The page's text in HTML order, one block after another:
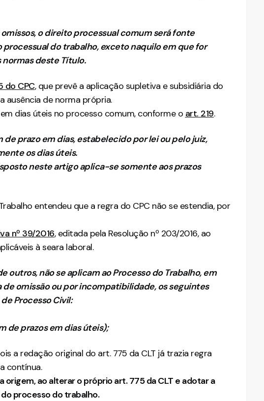
o direito processual comum será fonte
do trabalho, exceto naquilo em que for
deste Título.
do CPC, que prevê a aplicação supletiva e subsidiária do
ausência de norma própria.
dias úteis no processo comum, conforme o art. 219.
de prazo em dias, estabelecido por lei ou pelo juiz,
os dias úteis.
neste artigo aplica-se somente aos prazos
entendeu que a regra do CPC não se estendia, por
nº 39/2016, editada pela Resolução nº 203/2016, ao
à seara laboral.
outros, não se aplicam ao Processo do Trabalho, em
de omissão ou por incompatibilidade, os seguintes
Processo Civil:
de prazos em dias úteis);
a redação original do art. 775 da CLT já trazia regra
contínua.
ao alterar o próprio art. 775 da CLT e adotar a
processo do trabalho.